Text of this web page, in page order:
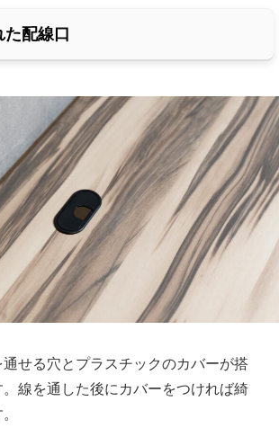
配線口
せる穴とプラスチックのカバーが搭
線を通した後にカバーをつければ綺